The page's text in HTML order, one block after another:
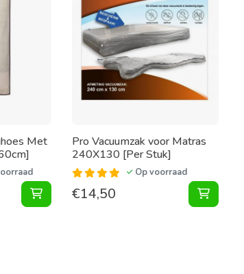
[Per Stuk] toevoegen aan winkelwagen
Met
Stevige Kledinghoes Met Venster Wit
Pro Vacuumzak voor Matras
240X130 [Per Stuk]
Op voorraad
€14,50